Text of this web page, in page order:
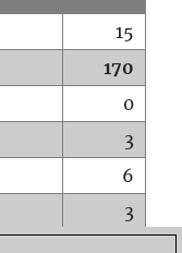
15
170
0
3
6
3